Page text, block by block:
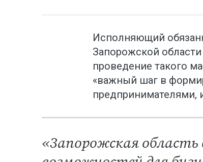
Исполняющий
Запорожской
проведение такого
«важный шаг в
предпринимателями,
«Запорожская